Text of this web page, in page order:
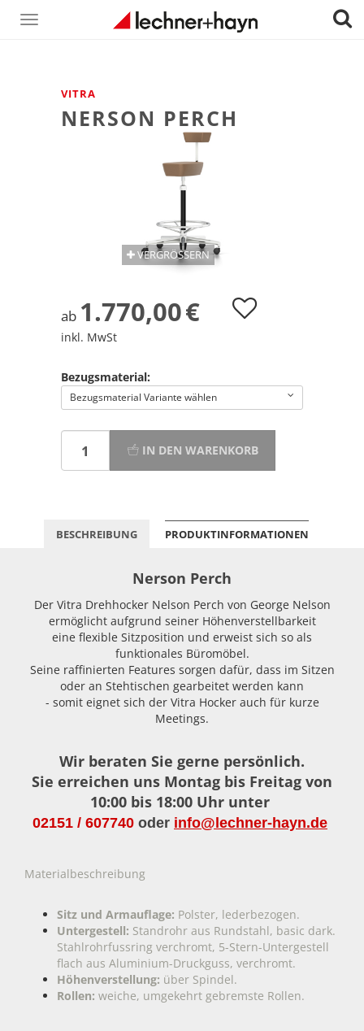
Toggle
VITRA
NERSON PERCH
VERGRÖSSERN
ab 1.770,00€
inkl. MwSt
Bezugsmaterial:
Bezugsmaterial Variante wählen
IN DEN WARENKORB
BESCHREIBUNG PRODUKTINFORMATIONEN
Nerson Perch
Der Vitra Drehhocker Nelson Perch von George Nelson
ermöglicht aufgrund seiner Höhenverstellbarkeit
eine flexible Sitzposition und erweist sich so als
funktionales Büromöbel.
Seine raffinierten Features sorgen dafür, dass im Sitzen
oder an Stehtischen gearbeitet werden kann
- somit eignet sich der Vitra Hocker auch für kurze
Meetings.
Wir beraten Sie gerne persönlich.
Sie erreichen uns Montag bis Freitag von
10:00 bis 18:00 Uhr unter
02151 / 607740 oder info@lechner-hayn.de
Materialbeschreibung
Sitz und Armauflage: Polster, lederbezogen.
Untergestell: Standrohr aus Rundstahl, basic dark.
Stahlrohrfussring verchromt, 5-Stern-Untergestell
flach aus Aluminium-Druckguss, verchromt.
Höhenverstellung: über Spindel.
Rollen: weiche, umgekehrt gebremste Rollen.